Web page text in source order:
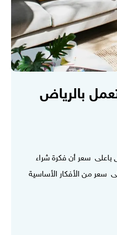
بالرياض
باعلى سعر أن فكرة شراء
سعر من الأفكار الأساسية